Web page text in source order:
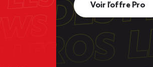
Voir l’offre Pro